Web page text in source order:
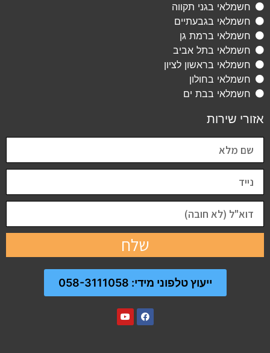
חשמלאי בגני תקווה
חשמלאי בגבעתיים
חשמלאי ברמת גן
חשמלאי בתל אביב
חשמלאי בראשון לציון
חשמלאי בחולון
חשמלאי בבת ים
אזורי שירות
שלח
ייעוץ טלפוני מידי: 058-3111058